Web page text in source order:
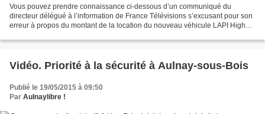
Vous pouvez prendre connaissance ci-dessous d’un communiqué du
directeur délégué à l’information de France Télévisions s’excusant pour son
erreur à propos du montant de la location du nouveau véhicule LAPI High
Vidéo. Priorité à la sécurité à Aulnay-sous-Bois
Publié le 19/05/2015 à 09:50
Par Aulnaylibre !